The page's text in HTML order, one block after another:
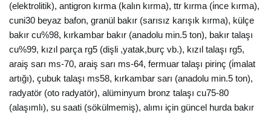
(elektrolitik), antigron kırma (kalın kırma), ttr kırma (i̇nce kırma),
cuni30 beyaz bafon, granül bakır (sarısız karışık kırma), külçe
bakır cu%98, kırkambar bakır (anadolu min.5 ton), bakır talaşı
cu%99, kızıl parça rg5 (dişli ,yatak,burç vb.), kızıl talaşı rg5,
araiş sarı ms-70, araiş sarı ms-64, fermuar talaşı pirinç (i̇malat
artığı), çubuk talaşı ms58, kırkambar sarı (anadolu min.5 ton),
radyatör (oto radyatör), alüminyum bronz talaşı cu75-80
(alaşımlı), su saati (sökülmemiş), alımı için güncel hurda bakır